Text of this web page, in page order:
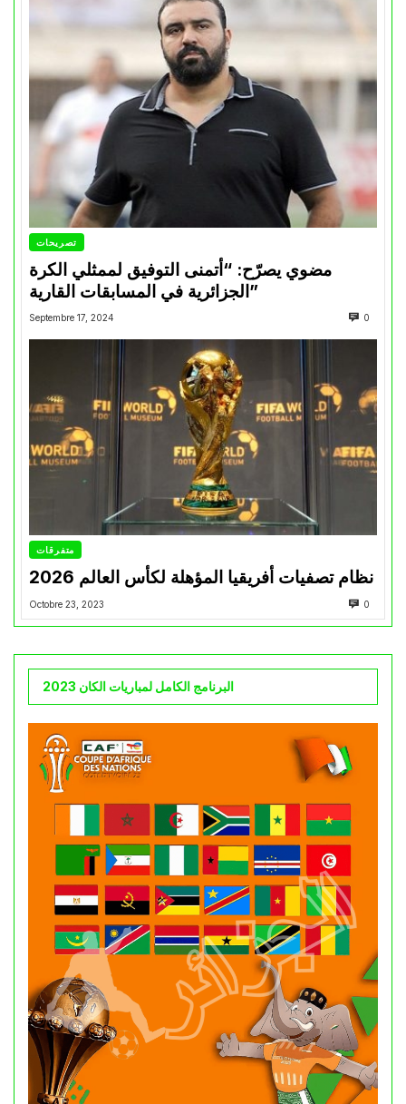
تصريحات
مضوي يصرّح: “أتمنى التوفيق لممثلي الكرة
الجزائرية في المسابقات القارية”
Septembre 17, 2024 0
متفرقات
نظام تصفيات أفريقيا المؤهلة لكأس العالم 2026
Octobre 23, 2023 0
البرنامج الكامل لمباريات الكان 2023